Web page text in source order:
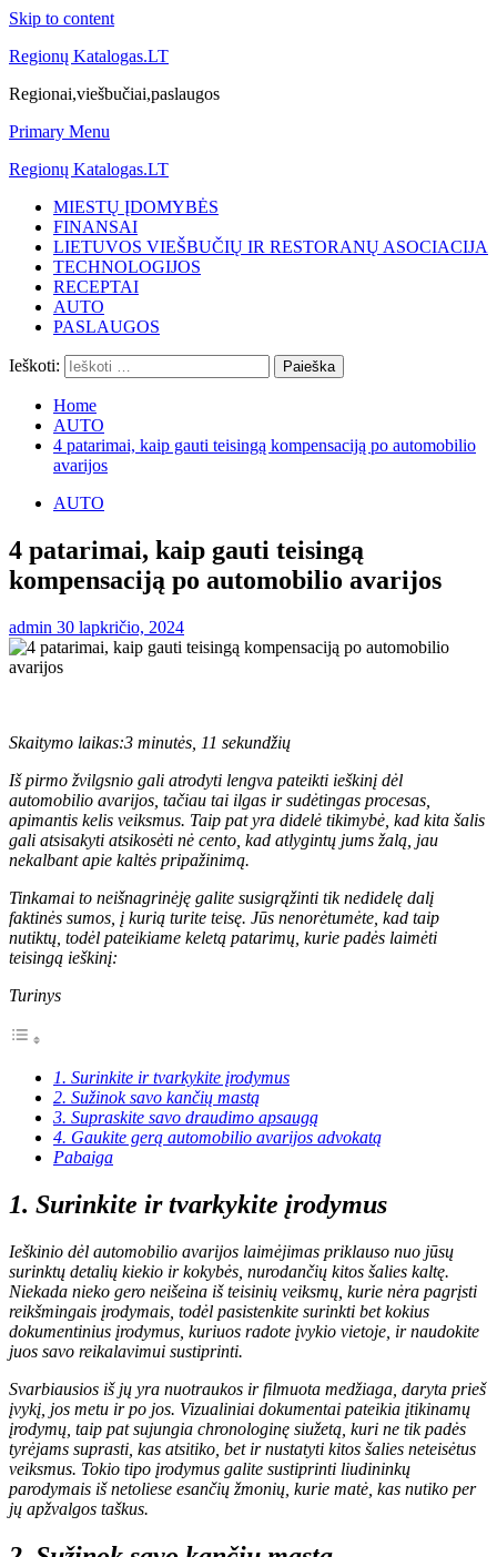
Skip to content
Regionų Katalogas.LT
Regionai,viešbučiai,paslaugos
Primary Menu
Regionų Katalogas.LT
MIESTŲ ĮDOMYBĖS
FINANSAI
LIETUVOS VIEŠBUČIŲ IR RESTORANŲ ASOCIACIJA
TECHNOLOGIJOS
RECEPTAI
AUTO
PASLAUGOS
Ieškoti:
Home
AUTO
4 patarimai, kaip gauti teisingą kompensaciją po automobilio
avarijos
AUTO
4 patarimai, kaip gauti teisingą
kompensaciją po automobilio avarijos
admin 30 lapkričio, 2024
Skaitymo laikas:3 minutės, 11 sekundžių
Iš pirmo žvilgsnio gali atrodyti lengva pateikti ieškinį dėl
automobilio avarijos, tačiau tai ilgas ir sudėtingas procesas,
apimantis kelis veiksmus. Taip pat yra didelė tikimybė, kad kita šalis
gali atsisakyti atsikosėti nė cento, kad atlygintų jums žalą, jau
nekalbant apie kaltės pripažinimą.
Tinkamai to neišnagrinėję galite susigrąžinti tik nedidelę dalį
faktinės sumos, į kurią turite teisę. Jūs nenorėtumėte, kad taip
nutiktų, todėl pateikiame keletą patarimų, kurie padės laimėti
teisingą ieškinį:
Turinys
1. Surinkite ir tvarkykite įrodymus
2. Sužinok savo kančių mastą
3. Supraskite savo draudimo apsaugą
4. Gaukite gerą automobilio avarijos advokatą
Pabaiga
1. Surinkite ir tvarkykite įrodymus
Ieškinio dėl automobilio avarijos laimėjimas priklauso nuo jūsų
surinktų detalių kiekio ir kokybės, nurodančių kitos šalies kaltę.
Niekada nieko gero neišeina iš teisinių veiksmų, kurie nėra pagrįsti
reikšmingais įrodymais, todėl pasistenkite surinkti bet kokius
dokumentinius įrodymus, kuriuos radote įvykio vietoje, ir naudokite
juos savo reikalavimui sustiprinti.
Svarbiausios iš jų yra nuotraukos ir filmuota medžiaga, daryta prieš
įvykį, jos metu ir po jos. Vizualiniai dokumentai pateikia įtikinamų
įrodymų, taip pat sujungia chronologinę siužetą, kuri ne tik padės
tyrėjams suprasti, kas atsitiko, bet ir nustatyti kitos šalies neteisėtus
veiksmus. Tokio tipo įrodymus galite sustiprinti liudininkų
parodymais iš netoliese esančių žmonių, kurie matė, kas nutiko per
jų apžvalgos taškus.